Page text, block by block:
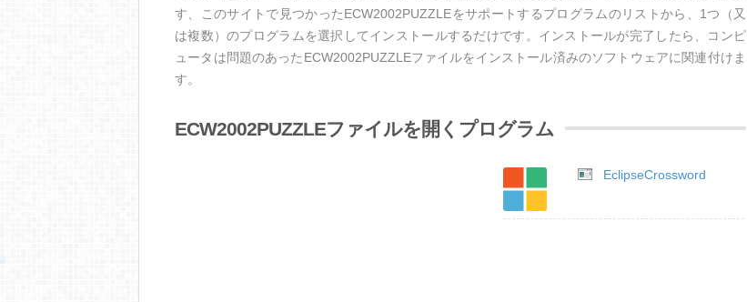
す、このサイトで見つかったECW2002PUZZLEをサポートするプログラムのリストから、1つ（又
は複数）のプログラムを選択してインストールするだけです。インストールが完了したら、コンピ
ュータは問題のあったECW2002PUZZLEファイルをインストール済みのソフトウェアに関連付けま
す。
ECW2002PUZZLEファイルを開くプログラム
EclipseCrossword